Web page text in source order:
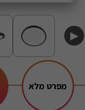
▶
מפרט מלא